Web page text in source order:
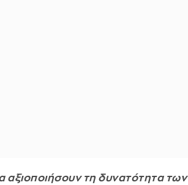
αξιοποιήσουν τη δυνατότητα των